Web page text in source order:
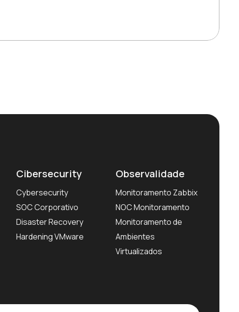
Cibersecurity
Cybersecurity
SOC Corporativo
Disaster Recovery
Hardening VMware
Observalidade
Monitoramento Zabbix
NOC Monitoramento
Monitoramento de
Ambientes
Virtualizados